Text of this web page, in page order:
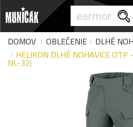
DOMOV
OBLEČENIE DLHÉ
HELIKON DLHÉ NOHAVICE
NL-32)